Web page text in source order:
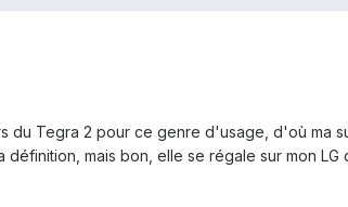
du Tegra 2 pour ce genre d'usage, d'où ma
mais bon, elle se régale sur mon LG